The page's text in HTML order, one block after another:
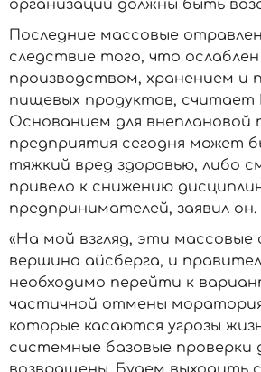
организаций должны быть
Последние массовые
следствие того, что
производством, хранением и
пищевых продуктов, считает
Основанием для внеплановой
предприятия сегодня может
тяжкий вред здоровью, либо
привело к снижению
предпринимателей, заявил он.
«На мой взгляд, эти массовые
вершина айсберга, и
необходимо перейти к
частичной отмены
которые касаются угрозы
системные базовые проверки